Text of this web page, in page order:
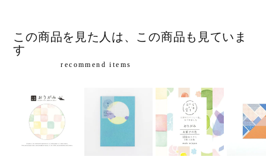
この商品を見た人は、この商品も見ていま
す
recommend items